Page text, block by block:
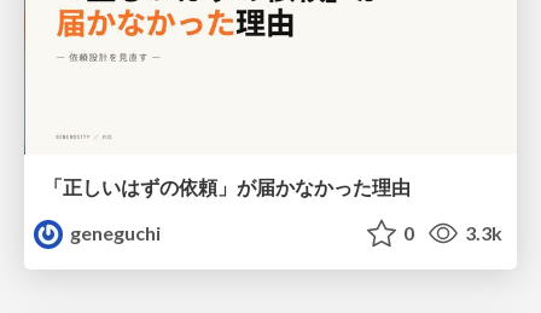
「正しいはずの依頼」が届かなかった理由
geneguchi
0 3.3k